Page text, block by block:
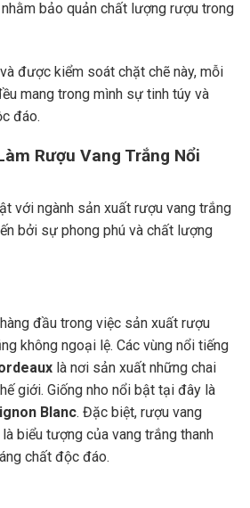
bảo quản chất lượng rượu trong
được kiểm soát chặt chẽ này, mỗi
mang trong mình sự tinh túy và
đáo.
Rượu Vang Trắng Nổi
với ngành sản xuất rượu vang trắng
bởi sự phong phú và chất lượng
đầu trong việc sản xuất rượu
không ngoại lệ. Các vùng nổi tiếng
là nơi sản xuất những chai
giới. Giống nho nổi bật tại đây là
Blanc. Đặc biệt, rượu vang
là biểu tượng của vang trắng thanh
chất độc đáo.